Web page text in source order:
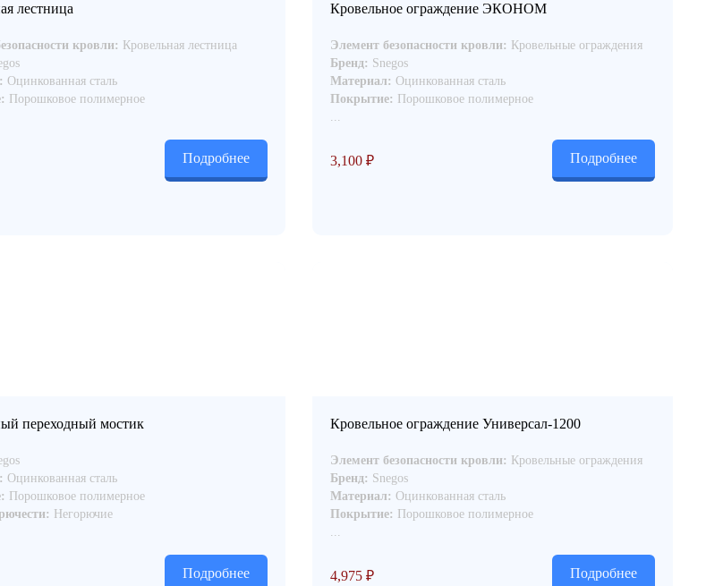
лестница
кровли:
Кровельная лестница
Оцинкованная сталь
Порошковое полимерное
Подробнее
Кровельное ограждение ЭКОНОМ
Элемент безопасности кровли: Кровельные ограждения
Бренд: Snegos
Материал: Оцинкованная сталь
Покрытие: Порошковое полимерное
...
3,100 ₽ Подробнее
переходный мостик
Оцинкованная сталь
Порошковое полимерное
Негорючие
Подробнее
Кровельное ограждение Универсал-1200
Элемент безопасности кровли: Кровельные ограждения
Бренд: Snegos
Материал: Оцинкованная сталь
Покрытие: Порошковое полимерное
...
4,975 ₽ Подробнее